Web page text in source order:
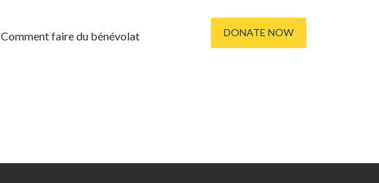
Comment faire du bénévolat DONATE NOW